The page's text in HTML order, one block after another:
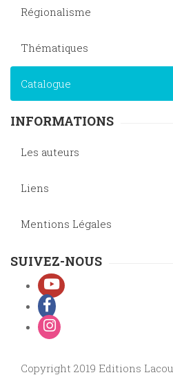
Régionalisme
Thématiques
Catalogue
INFORMATIONS
Les auteurs
Liens
Mentions Légales
SUIVEZ-NOUS
Copyright 2019 Editions